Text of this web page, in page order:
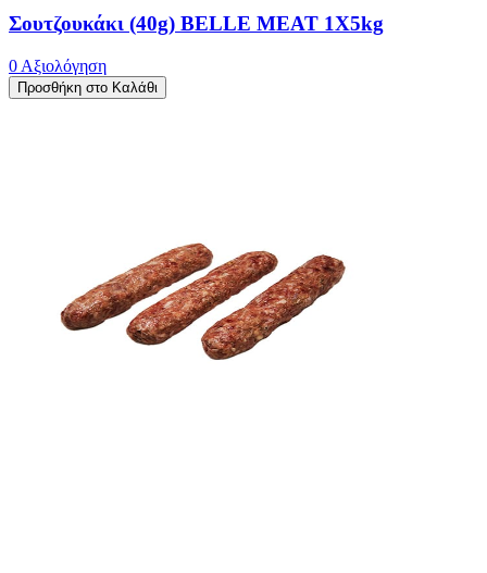
Σουτζουκάκι (40g) BELLE MEAT 1X5kg
0 Αξιολόγηση
Προσθήκη στο Καλάθι